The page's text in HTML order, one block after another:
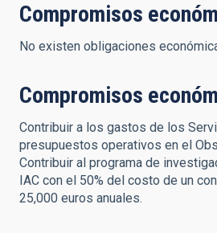
Compromisos
No existen obligaciones
Compromisos
Contribuir a los gastos de los
presupuestos operativos en el
Contribuir al programa de
IAC con el 50% del costo de un
25,000 euros anuales.